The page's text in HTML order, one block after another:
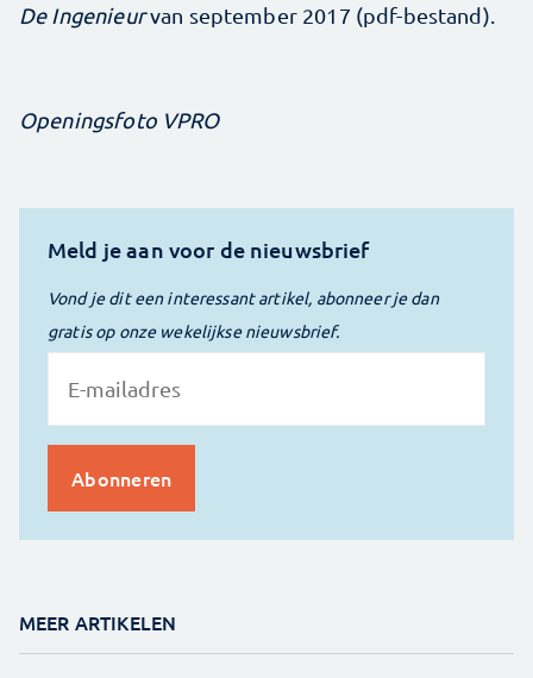
De Ingenieurvan september 2017 (pdf-bestand).
Openingsfoto VPRO
Meld je aan voor de nieuwsbrief
Vond je dit een interessant artikel, abonneer je dan
gratis op onze wekelijkse nieuwsbrief.
MEER ARTIKELEN